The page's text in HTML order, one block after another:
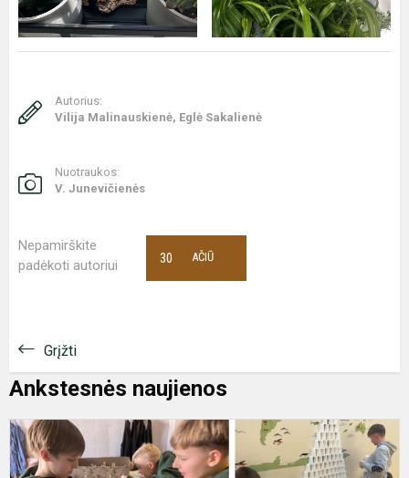
Autorius:
Vilija Malinauskienė, Eglė Sakalienė
Nuotraukos:
V. Junevičienės
Nepamirškite
padėkoti autoriui
AČIŪ
30
Grįžti
Ankstesnės naujienos